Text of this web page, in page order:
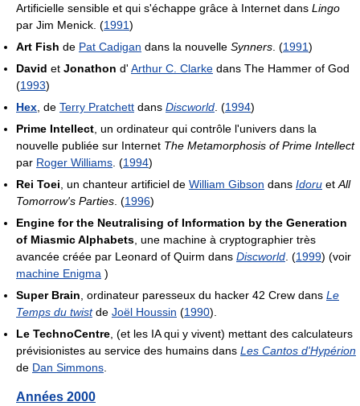
Artificielle sensible et qui s'échappe grâce à Internet dans Lingo
par Jim Menick. (1991)
Art Fish de Pat Cadigan dans la nouvelle Synners . (1991)
David et Jonathon d' Arthur C. Clarke dans The Hammer of God
(1993)
Hex , de Terry Pratchett dans Discworld . (1994)
Prime Intellect , un ordinateur qui contrôle l'univers dans la
nouvelle publiée sur Internet The Metamorphosis of Prime Intellect
par Roger Williams . (1994)
Rei Toei , un chanteur artificiel de William Gibson dans Idoru et All
Tomorrow's Parties . (1996)
Engine for the Neutralising of Information by the Generation
of Miasmic Alphabets , une machine à cryptographier très
avancée créée par Leonard of Quirm dans Discworld . (1999) (voir
machine Enigma )
Super Brain , ordinateur paresseux du hacker 42 Crew dans Le
Temps du twistde Joël Houssin (1990).
Le TechnoCentre , (et les IA qui y vivent) mettant des calculateurs
prévisionistes au service des humains dans Les Cantos d'Hypérion
de Dan Simmons
Années 2000